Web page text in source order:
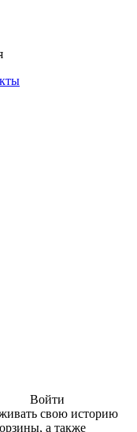
Войти
свою историю
а также